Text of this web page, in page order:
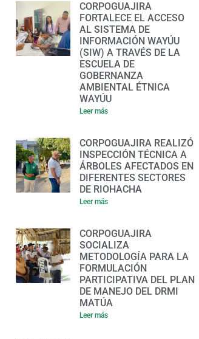
CORPOGUAJIRA
FORTALECE EL ACCESO
AL SISTEMA DE
INFORMACIÓN WAYÚU
(SIW) A TRAVÉS DE LA
ESCUELA DE
GOBERNANZA
AMBIENTAL ÉTNICA
WAYÚU
Leer más
CORPOGUAJIRA REALIZÓ
INSPECCIÓN TÉCNICA A
ÁRBOLES AFECTADOS EN
DIFERENTES SECTORES
DE RIOHACHA
Leer más
CORPOGUAJIRA
SOCIALIZA
METODOLOGÍA PARA LA
FORMULACIÓN
PARTICIPATIVA DEL PLAN
DE MANEJO DEL DRMI
MATÚA
Leer más